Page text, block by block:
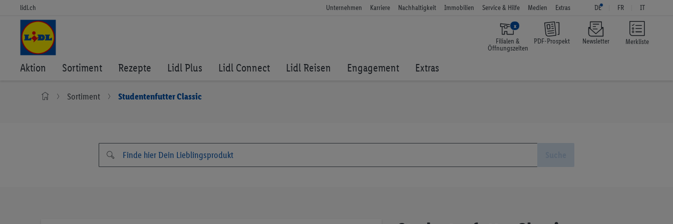
Merkliste
lidl.ch Unternehmen Karriere Nachhaltigkeit Immobilien Service & Hilfe Medien Extras DE FR IT
x
Filialen &
Öffnungszeiten
PDF-Prospekt Newsletter
Aktion Sortiment Rezepte Lidl Plus Lidl Connect Lidl Reisen Engagement Extras
Sortiment Studentenfutter Classic